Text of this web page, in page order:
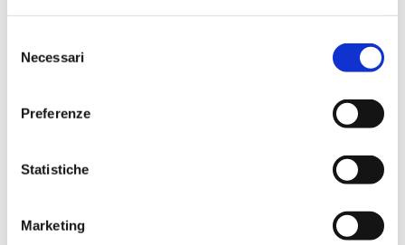
delNecessari
Preferenze
Statistiche
Marketing